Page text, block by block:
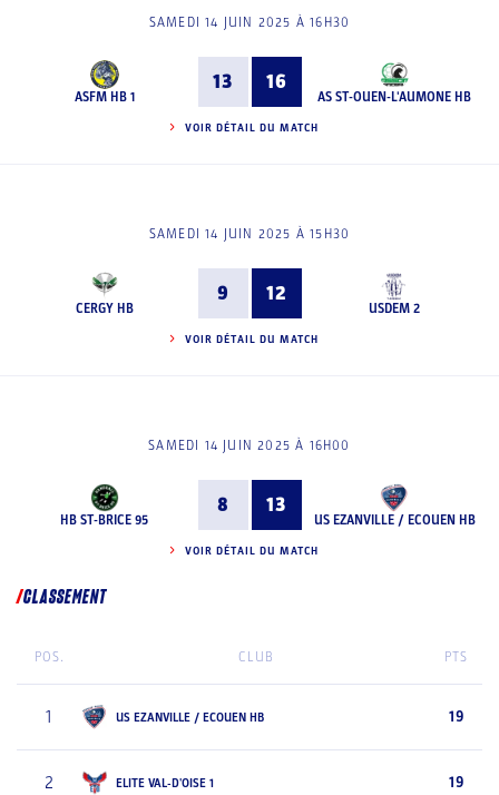
SAMEDI 14 JUIN 2025 À 16H30
ASFM HB 1
13 16
AS ST-OUEN-L'AUMONE HB
VOIR DÉTAIL DU MATCH
SAMEDI 14 JUIN 2025 À 15H30
CERGY HB
9 12
USDEM 2
VOIR DÉTAIL DU MATCH
SAMEDI 14 JUIN 2025 À 16H00
HB ST-BRICE 95
8 13
US EZANVILLE / ECOUEN HB
VOIR DÉTAIL DU MATCH
CLASSEMENT
POS. CLUB PTS
1 US EZANVILLE / ECOUEN HB 19
2 ELITE VAL-D'OISE 1 19